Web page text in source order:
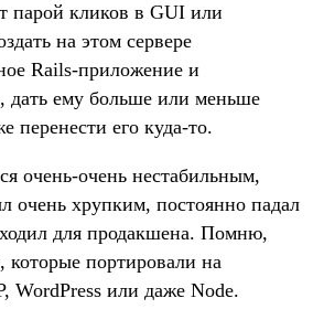
парой кликов в GUI или
на этом сервере
Rails-приложение и
дать ему больше или меньше
перенести его куда-то.
очень-очень нестабильным,
очень хрупким, постоянно падал
для продакшена. Помню,
портировали на
WordPress или даже Node.